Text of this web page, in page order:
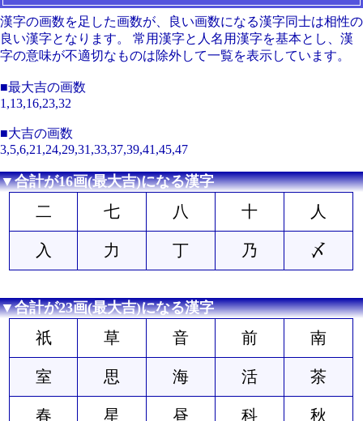
漢字の画数を足した画数が、良い画数になる漢字同士は相性の
良い漢字となります。 常用漢字と人名用漢字を基本とし、漢
字の意味が不適切なものは除外して一覧を表示しています。
■最大吉の画数
1,13,16,23,32
■大吉の画数
3,5,6,21,24,29,31,33,37,39,41,45,47
▼合計が16画(最大吉)になる漢字
二 七 八 十 人
入 力 丁 乃 〆
▼合計が23画(最大吉)になる漢字
祇 草 音 前 南
室 思 海 活 茶
春 星 昼 科 秋